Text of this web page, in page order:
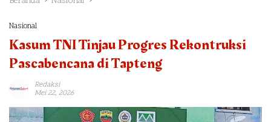
Nasional
Kasum TNI Tinjau Progres Rekontruksi
Pascabencana di Tapteng
Redaksi
Mei 22, 2026